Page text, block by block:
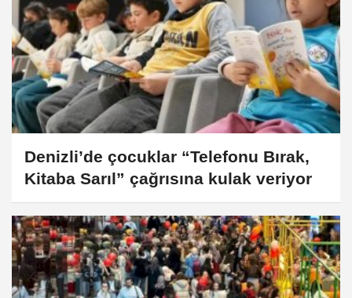
Denizli’de çocuklar “Telefonu Bırak,
Kitaba Sarıl” çağrısına kulak veriyor